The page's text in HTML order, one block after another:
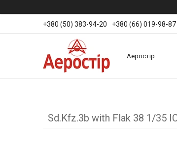
+380 (50) 383-94-20 +380 (66) 019-98-87
Аеростір
Sd.Kfz.3b with Flak 38 1/35